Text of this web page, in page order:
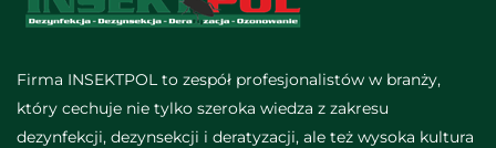
Firma INSEKTPOL to zespół profesjonalistów w branży,
który cechuje nie tylko szeroka wiedza z zakresu
dezynfekcji, dezynsekcji i deratyzacji, ale też wysoka kultura